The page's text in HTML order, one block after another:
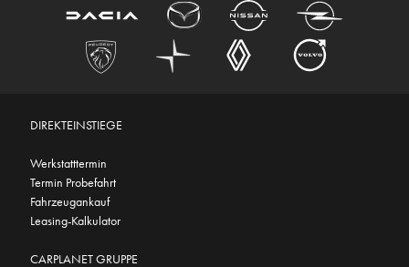
DIREKTEINSTIEGE
Werkstatttermin
Termin Probefahrt
Fahrzeugankauf
Leasing-Kalkulator
CARPLANET GRUPPE